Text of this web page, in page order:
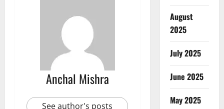
Anchal Mishra
See author's posts
August
2025
July 2025
June 2025
May 2025